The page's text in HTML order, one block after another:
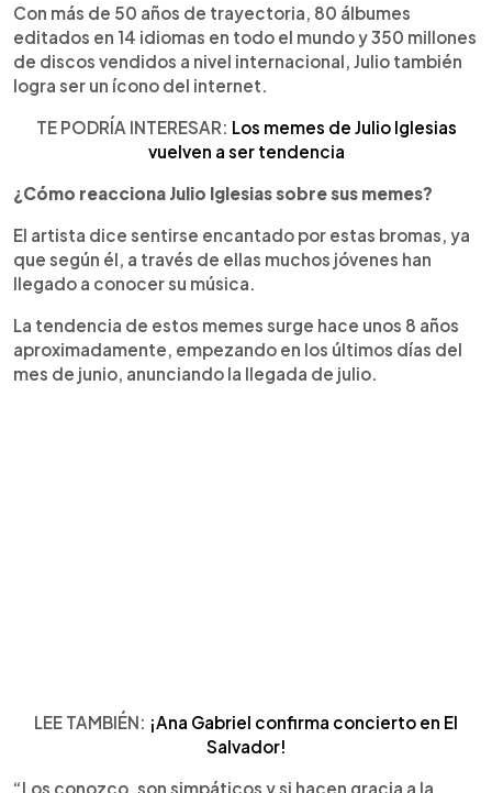
Con más de 50 años de trayectoria, 80 álbumes
editados en 14 idiomas en todo el mundo y 350 millones
de discos vendidos a nivel internacional, Julio también
logra ser un ícono del internet.
TE PODRÍA INTERESAR: Los memes de Julio Iglesias
vuelven a ser tendencia
¿Cómo reacciona Julio Iglesias sobre sus memes?
El artista dice sentirse encantado por estas bromas, ya
que según él, a través de ellas muchos jóvenes han
llegado a conocer su música.
La tendencia de estos memes surge hace unos 8 años
aproximadamente, empezando en los últimos días del
mes de junio, anunciando la llegada de julio.
LEE TAMBIÉN: ¡Ana Gabriel confirma concierto en El
Salvador!
“Los conozco, son simpáticos y si hacen gracia a la